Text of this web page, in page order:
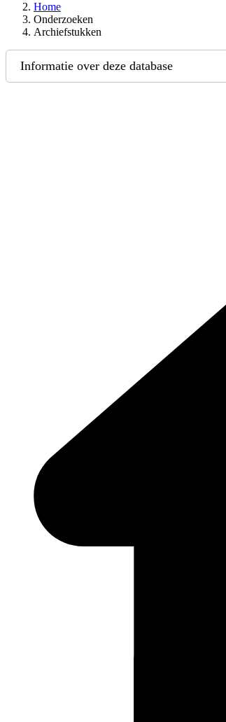
Home
Onderzoeken
Archiefstukken
Informatie over deze database